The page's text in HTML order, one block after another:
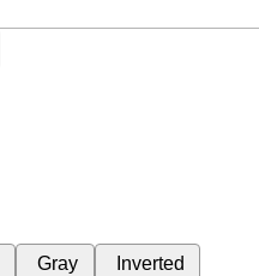
Gray Inverted